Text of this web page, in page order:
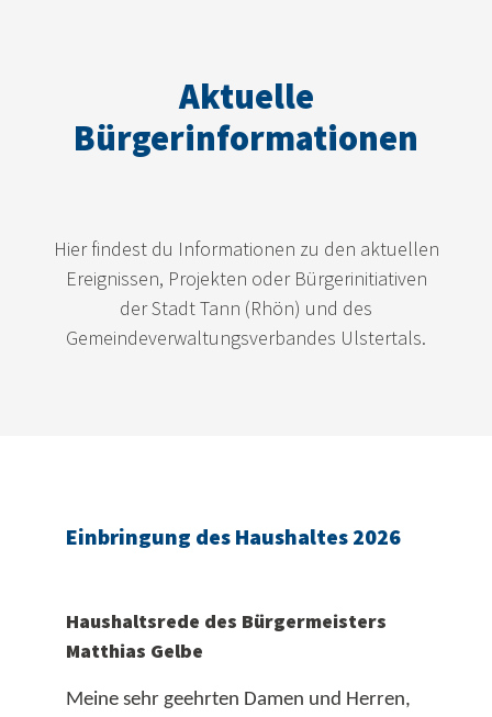
Aktuelle
Bürgerinformationen
Hier findest du Informationen zu den aktuellen
Ereignissen, Projekten oder Bürgerinitiativen
der Stadt Tann (Rhön) und des
Gemeindeverwaltungsverbandes Ulstertals.
Einbringung des Haushaltes 2026
Haushaltsrede des Bürgermeisters
Matthias Gelbe
Meine sehr geehrten Damen und Herren,